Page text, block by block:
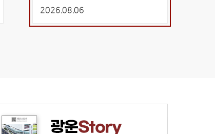
시작과 끝을 보다”
2026.08.06